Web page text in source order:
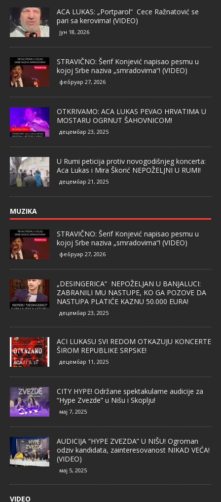
ACA LUKAS: „Portparol“ Cece Ražnatović se
pari sa kerovima! (VIDEO)
јун 18, 2026
STRAVIČNO: Šerif Konjević napisao pesmu u
kojoj Srbe naziva „smradovima“! (VIDEO)
фебруар 27, 2026
OTKRIVAMO: ACA LUKAS PEVAO HRVATIMA U
MOSTARU OGRNUT ŠAHOVNICOM!
децембар 23, 2025
U Rumi peticija protiv novogodišnjeg koncerta:
Aca Lukas i Mira Škorić NEPOŽELJNI U RUMI!
децембар 21, 2025
MUZIKA
STRAVIČNO: Šerif Konjević napisao pesmu u
kojoj Srbe naziva „smradovima“! (VIDEO)
фебруар 27, 2026
„DESINGERICA“ NEPOŽELJAN U BANJALUCI:
ZABRANILI MU NASTUPE, KO GA POZOVE DA
NASTUPA PLATIĆE KAZNU 50.000 EURA!
децембар 23, 2025
ACI LUKASU SVI REDOM OTKAZUJU KONCERTE
ŠIROM REPUBLIKE SRPSKE!
децембар 11, 2025
CITY HYPE! Održane spektakularne audicije za
“Hype Zvezde” u Nišu i Skoplju!
мај 7, 2025
AUDICIJA “HYPE ZVEZDA” U NIŠU! Ogroman
odziv kandidata, zainteresovanost NIKAD VEĆA!
(VIDEO)
мај 5, 2025
VIDEO